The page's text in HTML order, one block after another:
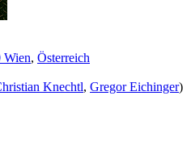
Wien, Österreich
Knechtl, Gregor Eichinger)